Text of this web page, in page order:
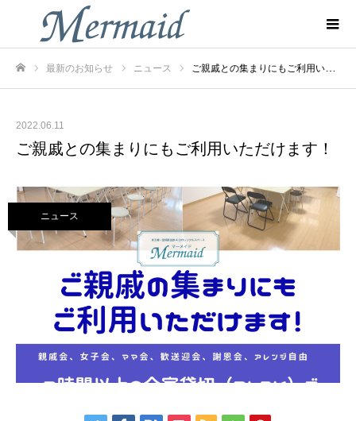
最新のお知らせ ニュース ご親戚との集まりにもご利用いただけます！
2022.06.11
ご親戚との集まりにもご利用いただけます！
ニュース